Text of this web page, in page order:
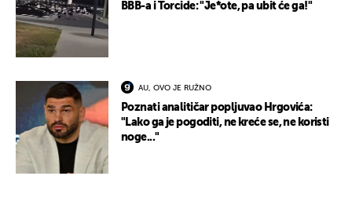
BBB-a i Torcide: "Je*ote, pa ubit će ga!"
AU, OVO JE RUŽNO
Poznati analitičar popljuvao Hrgovića:
"Lako ga je pogoditi, ne kreće se, ne koristi
noge..."